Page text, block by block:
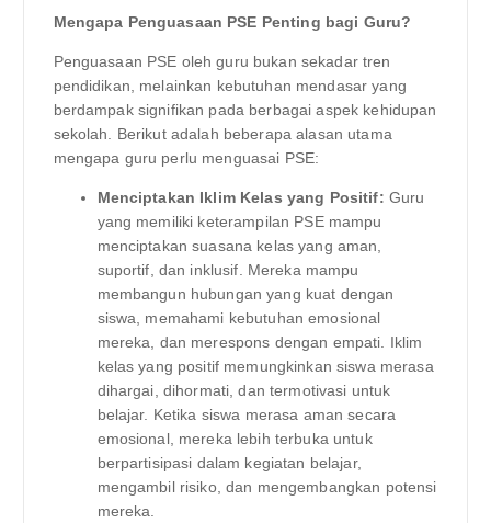
Mengapa Penguasaan PSE Penting bagi Guru?
Penguasaan PSE oleh guru bukan sekadar tren
pendidikan, melainkan kebutuhan mendasar yang
berdampak signifikan pada berbagai aspek kehidupan
sekolah. Berikut adalah beberapa alasan utama
mengapa guru perlu menguasai PSE:
Menciptakan Iklim Kelas yang Positif: Guru
yang memiliki keterampilan PSE mampu
menciptakan suasana kelas yang aman,
suportif, dan inklusif. Mereka mampu
membangun hubungan yang kuat dengan
siswa, memahami kebutuhan emosional
mereka, dan merespons dengan empati. Iklim
kelas yang positif memungkinkan siswa merasa
dihargai, dihormati, dan termotivasi untuk
belajar. Ketika siswa merasa aman secara
emosional, mereka lebih terbuka untuk
berpartisipasi dalam kegiatan belajar,
mengambil risiko, dan mengembangkan potensi
mereka.